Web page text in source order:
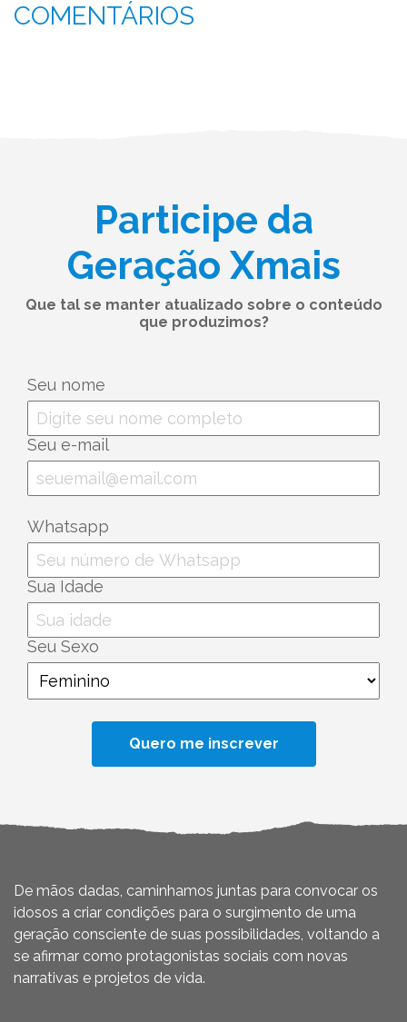
COMENTÁRIOS
Participe da
Geração Xmais
Que tal se manter atualizado sobre o conteúdo
que produzimos?
Seu nome
Seu e-mail
Whatsapp
Sua Idade
Seu Sexo
De mãos dadas, caminhamos juntas para convocar os
idosos a criar condições para o surgimento de uma
geração consciente de suas possibilidades, voltando a
se afirmar como protagonistas sociais com novas
narrativas e projetos de vida.